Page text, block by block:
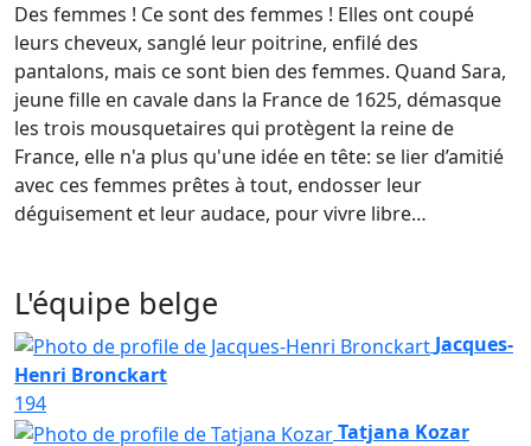
Des femmes ! Ce sont des femmes ! Elles ont coupé
leurs cheveux, sanglé leur poitrine, enfilé des
pantalons, mais ce sont bien des femmes. Quand Sara,
jeune fille en cavale dans la France de 1625, démasque
les trois mousquetaires qui protègent la reine de
France, elle n'a plus qu'une idée en tête: se lier d’amitié
avec ces femmes prêtes à tout, endosser leur
déguisement et leur audace, pour vivre libre…
L'équipe belge
Jacques-
Henri Bronckart
194
Tatjana Kozar